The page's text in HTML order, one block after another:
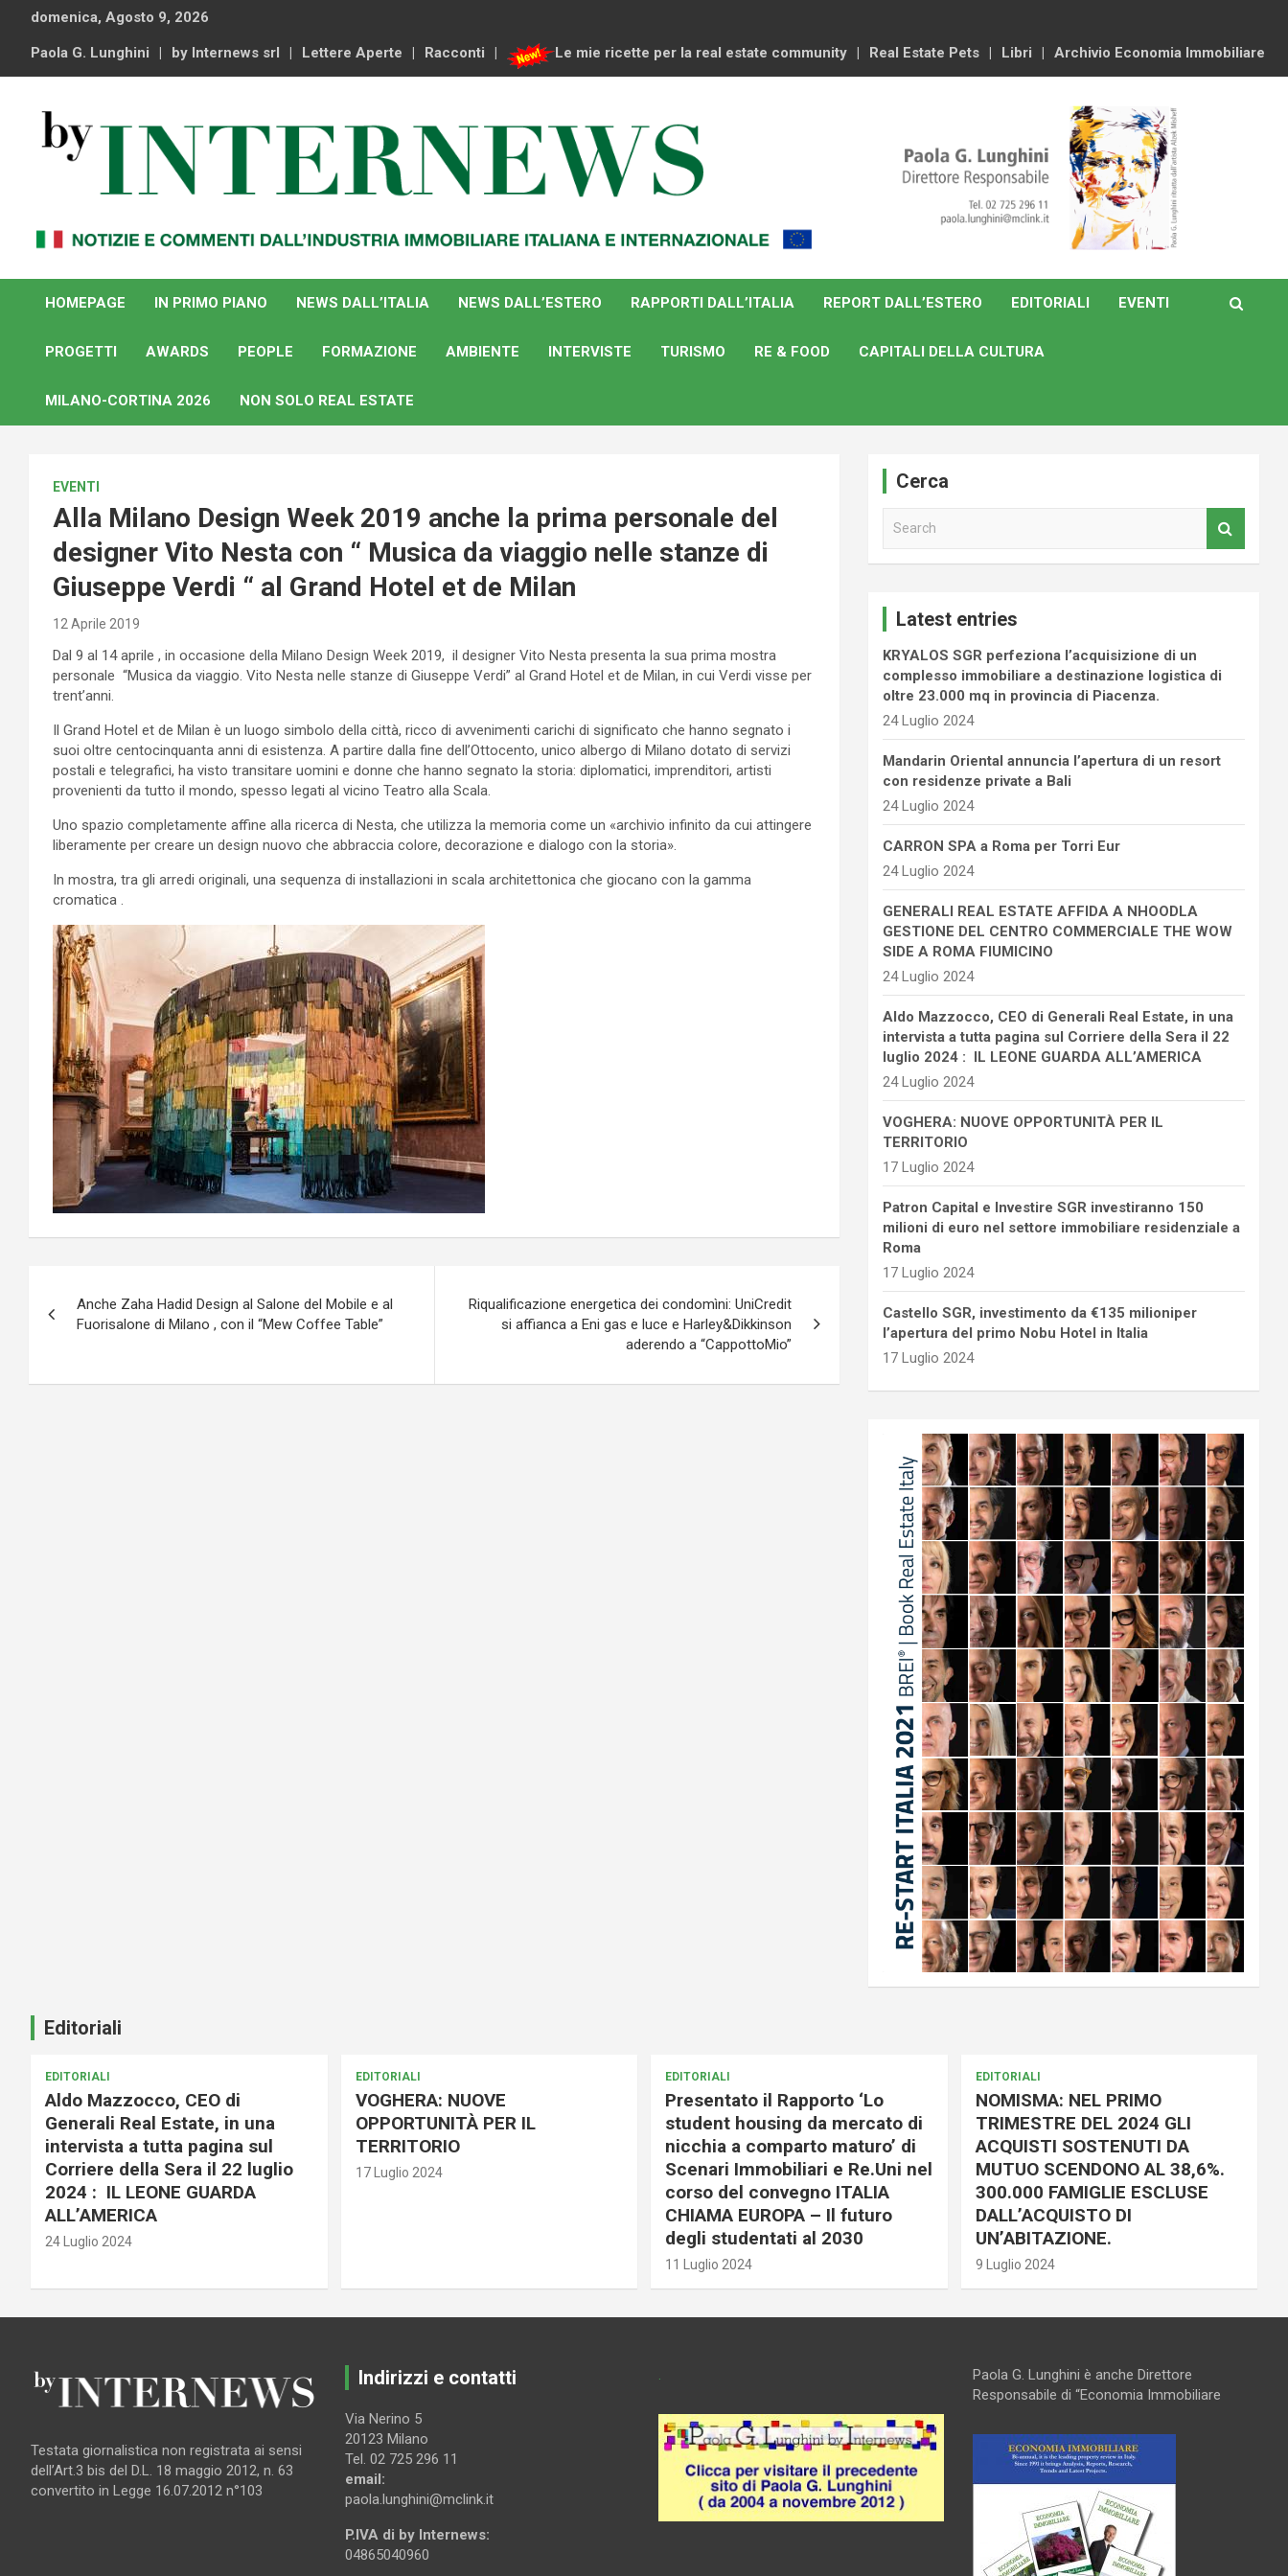
content
domenica, Agosto 9, 2026
Paola G. Lunghini by Internews srl Lettere Aperte Racconti Le mie ricette per la real estate community Real Estate Pets Libri Archivio Economia Immobiliare
By Internews
internazionale
HOMEPAGE
IN PRIMO PIANO NEWS DALL’ITALIA NEWS DALL’ESTERO RAPPORTI DALL’ITALIA REPORT DALL’ESTERO EDITORIALI EVENTI
PROGETTI AWARDS PEOPLE FORMAZIONE AMBIENTE INTERVISTE TURISMO RE & FOOD CAPITALI DELLA CULTURA
MILANO-CORTINA 2026 NON SOLO REAL ESTATE
EVENTI
Alla Milano Design Week 2019 anche la prima personale del
designer Vito Nesta con “ Musica da viaggio nelle stanze di
Giuseppe Verdi “ al Grand Hotel et de Milan
12 Aprile 2019
Dal 9 al 14 aprile , in occasione della Milano Design Week 2019, il designer Vito Nesta presenta la sua prima mostra
personale “Musica da viaggio. Vito Nesta nelle stanze di Giuseppe Verdi” al Grand Hotel et de Milan, in cui Verdi visse per
trent’anni.
Il Grand Hotel et de Milan è un luogo simbolo della città, ricco di avvenimenti carichi di significato che hanno segnato i
suoi oltre centocinquanta anni di esistenza. A partire dalla fine dell’Ottocento, unico albergo di Milano dotato di servizi
postali e telegrafici, ha visto transitare uomini e donne che hanno segnato la storia: diplomatici, imprenditori, artisti
provenienti da tutto il mondo, spesso legati al vicino Teatro alla Scala.
Uno spazio completamente affine alla ricerca di Nesta, che utilizza la memoria come un «archivio infinito da cui attingere
liberamente per creare un design nuovo che abbraccia colore, decorazione e dialogo con la storia».
In mostra, tra gli arredi originali, una sequenza di installazioni in scala architettonica che giocano con la gamma
cromatica .
articoli
Anche Zaha Hadid Design al Salone del Mobile e al
Fuorisalone di Milano , con il “Mew Coffee Table”
Riqualificazione energetica dei condomìni: UniCredit
si affianca a Eni gas e luce e Harley&Dikkinson
aderendo a “CappottoMio”
Cerca
Latest entries
KRYALOS SGR perfeziona l’acquisizione di un
complesso immobiliare a destinazione logistica di
oltre 23.000 mq in provincia di Piacenza.
24 Luglio 2024
Mandarin Oriental annuncia l’apertura di un resort
con residenze private a Bali
24 Luglio 2024
CARRON SPA a Roma per Torri Eur
24 Luglio 2024
GENERALI REAL ESTATE AFFIDA A NHOODLA
GESTIONE DEL CENTRO COMMERCIALE THE WOW
SIDE A ROMA FIUMICINO
24 Luglio 2024
Aldo Mazzocco, CEO di Generali Real Estate, in una
intervista a tutta pagina sul Corriere della Sera il 22
luglio 2024 : IL LEONE GUARDA ALL’AMERICA
24 Luglio 2024
VOGHERA: NUOVE OPPORTUNITÀ PER IL
TERRITORIO
17 Luglio 2024
Patron Capital e Investire SGR investiranno 150
milioni di euro nel settore immobiliare residenziale a
Roma
17 Luglio 2024
Castello SGR, investimento da €135 milioniper
l’apertura del primo Nobu Hotel in Italia
17 Luglio 2024
Editoriali
EDITORIALI
Aldo Mazzocco, CEO di
Generali Real Estate, in una
intervista a tutta pagina sul
Corriere della Sera il 22 luglio
2024 : IL LEONE GUARDA
ALL’AMERICA
24 Luglio 2024
EDITORIALI
VOGHERA: NUOVE
OPPORTUNITÀ PER IL
TERRITORIO
17 Luglio 2024
EDITORIALI
Presentato il Rapporto ‘Lo
student housing da mercato di
nicchia a comparto maturo’ di
Scenari Immobiliari e Re.Uni nel
corso del convegno ITALIA
CHIAMA EUROPA – Il futuro
degli studentati al 2030
11 Luglio 2024
EDITORIALI
NOMISMA: NEL PRIMO
TRIMESTRE DEL 2024 GLI
ACQUISTI SOSTENUTI DA
MUTUO SCENDONO AL 38,6%.
300.000 FAMIGLIE ESCLUSE
DALL’ACQUISTO DI
UN’ABITAZIONE.
9 Luglio 2024
Testata giornalistica non registrata ai sensi
dell’Art.3 bis del D.L. 18 maggio 2012, n. 63
convertito in Legge 16.07.2012 n°103
Indirizzi e contatti
Via Nerino 5
20123 Milano
Tel. 02 725 296 11
email:
paola.lunghini@mclink.it
P.IVA di by Internews:
04865040960
.
Paola G. Lunghini è anche Direttore
Responsabile di “Economia Immobiliare